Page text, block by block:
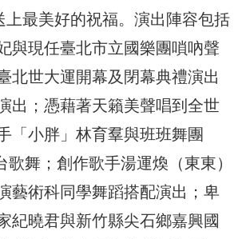
上最美好的祝福。演出陣容包括
與現任臺北市立國樂團嗩吶聲
北世大運開幕及閉幕典禮演出
出；憑藉著天籟美聲唱到全世
「小胖」林育羣與班班舞團
歌舞；創作歌手湯運煥（東東）
藝術科同學舞蹈搭配演出；卑
紀曉君與新竹縣尖石鄉嘉興國